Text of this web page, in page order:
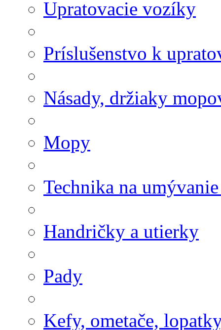
Upratovacie vozíky
Príslušenstvo k
Násady, držiaky
Mopy
Technika na
Handričky a utierky
Pady
Kefy, ometače,